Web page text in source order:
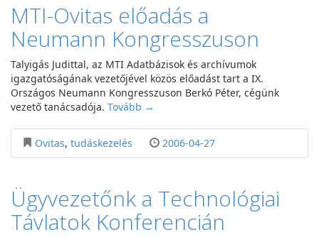
MTI-Ovitas előadás a
Neumann Kongresszuson
Talyigás Judittal, az MTI Adatbázisok és archívumok
igazgatóságának vezetőjével közös előadást tart a IX.
Országos Neumann Kongresszuson Berkó Péter, cégünk
vezető tanácsadója. Tovább →
Ovitas, tudáskezelés 2006-04-27
Ügyvezetőnk a Technológiai
Távlatok Konferencián